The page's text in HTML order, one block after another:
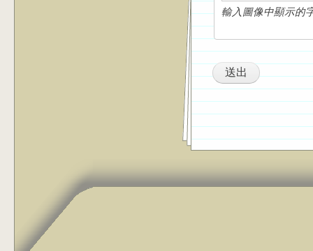
輸入圖像中顯示的